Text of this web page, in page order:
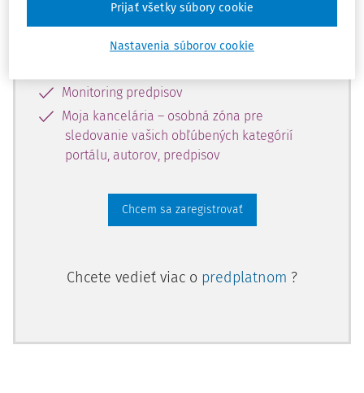
Vďaka registrácii získate prístup aj k
vybranému obsahu:
Monitoring predpisov
Moja kancelária – osobná zóna pre
sledovanie vašich obľúbených kategórií
portálu, autorov, predpisov
Chcem sa zaregistrovať
Chcete vedieť viac o predplatnom ?
Nastavenia súborov cookie
Prijať všetky súbory cookie